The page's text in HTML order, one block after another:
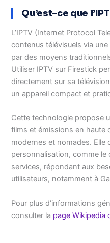
Qu’est-ce que
L’IPTV (Internet Protocol
contenus télévisuels via
par des moyens
Utiliser IPTV sur Firestick
directement sur sa
un appareil compact et
Cette technologie propose
films et émissions en haute
modernes et nomades.
personnalisation, comme
services, répondant aux
utilisateurs, notamment à
Pour plus d’informations
consulter la page Wikipedia